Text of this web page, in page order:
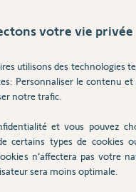
votre vie privée
utilisons des technologies
Personnaliser le contenu
notre trafic.
et vous pouvez
certains types de cookies
n’affectera pas votre
sera moins optimale.